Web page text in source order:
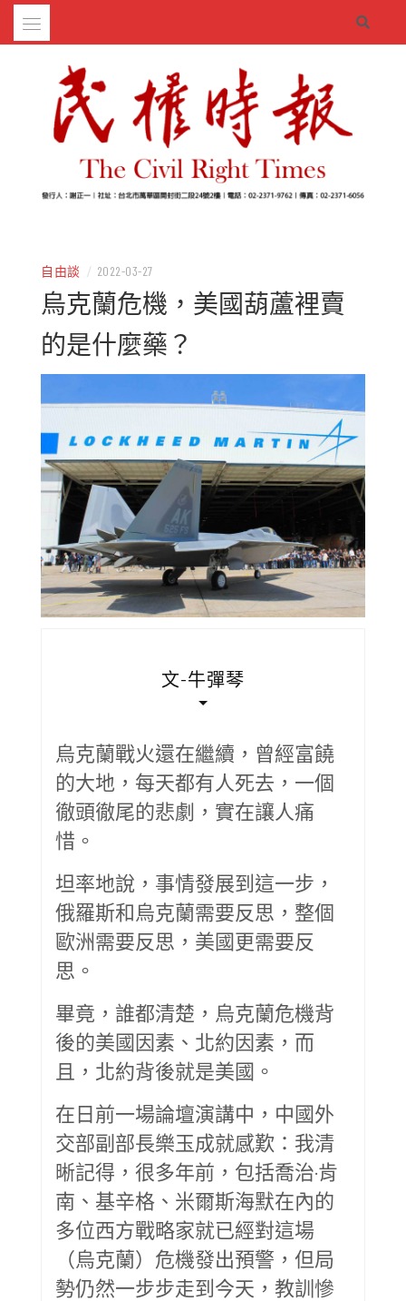
Skip
自由談 / 2022-03-27
烏克蘭危機，美國葫蘆裡賣
的是什麼藥？
文-牛彈琴
烏克蘭戰火還在繼續，曾經富饒
的大地，每天都有人死去，一個
徹頭徹尾的悲劇，實在讓人痛
惜。
坦率地說，事情發展到這一步，
俄羅斯和烏克蘭需要反思，整個
歐洲需要反思，美國更需要反
思。
畢竟，誰都清楚，烏克蘭危機背
後的美國因素、北約因素，而
且，北約背後就是美國。
在日前一場論壇演講中，中國外
交部副部長樂玉成就感歎：我清
晰記得，很多年前，包括喬治·肯
南、基辛格、米爾斯海默在內的
多位西方戰略家就已經對這場
（烏克蘭）危機發出預警，但局
勢仍然一步步走到今天，教訓慘